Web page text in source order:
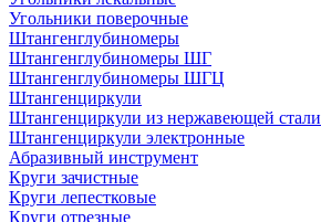
Угольники поверочные
Штангенглубиномеры
Штангенглубиномеры ШГ
Штангенглубиномеры ШГЦ
Штангенциркули
Штангенциркули из нержавеющей стали
Штангенциркули электронные
Абразивный инструмент
Круги зачистные
Круги лепестковые
Круги отрезные